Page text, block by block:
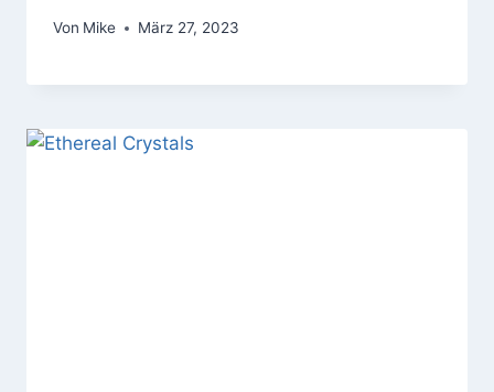
Von Mike März 27, 2023